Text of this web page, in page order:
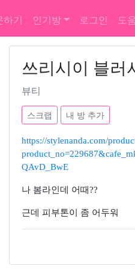
하기 인기방 로그인 도
쓰리시이 블러
뷰티
스크랩 내 방 추가
https://stylenanda.com/
QAvD_BwE
나 봄라인데 어때??
근데 피부톤이 좀 어두워